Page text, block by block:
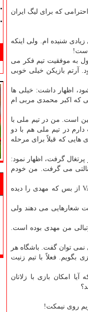
که برای لیگ ایران
شنیده ام. ولی اینکه
است!
به موفقیت تیم فکر می
آرتم بازیکن خیلی خوبی
اظهار داشت: خیلی ها
که اکبر محمدی مربی ام
است. من در تیم ملی با
در تیم ملی هم با دو
هایی که قبلاً برای مرحله
گرفت، اظهار نمود:
پنالتی می گرفت. من خودم
آزمون سپس به شوخی اظهار داشت: VAR (تکنولوژی کمک داور ویدئویی) هم از دست مهدی خسته شده است. VAR از بس که مهدی را دیده
شعارهایی می دهند ولی
من مهدی بوده است.
توان گفت. باشگاه هر
فعلاً با تیم زنیت
که آیا امکان بازی با زلاتان
روی نیمکت!